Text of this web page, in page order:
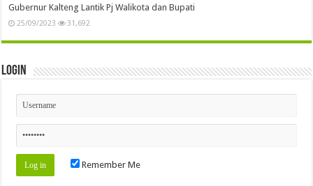
Gubernur Kalteng Lantik Pj Walikota dan Bupati
25/09/2023 31,692
Login
Remember Me